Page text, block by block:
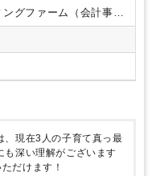
グファーム（会計事務
、現在3人の子育て真っ最
も深い理解がございます
だけます！